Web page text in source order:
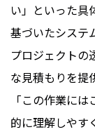
い」といった具
基づいたシステ
プロジェクトの
な見積もりを提
「この作業に
的に理解しやす